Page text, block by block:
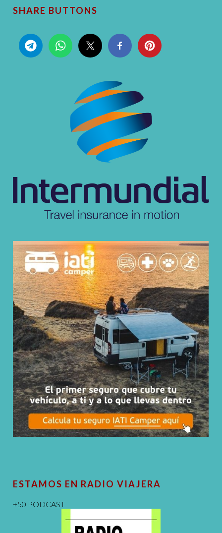
SHARE BUTTONS
ESTAMOS EN RADIO VIAJERA
+50 PODCAST